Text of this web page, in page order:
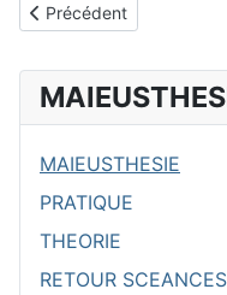
Article précédent :
Précédent
MAIEUSTHESIE
PRATIQUE
THEORIE
RETOUR SCEANCES